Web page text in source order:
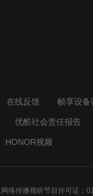
在线反馈 帧享设备
优酷社会责任报告
HONOR视频
络传播视听节目许可证：